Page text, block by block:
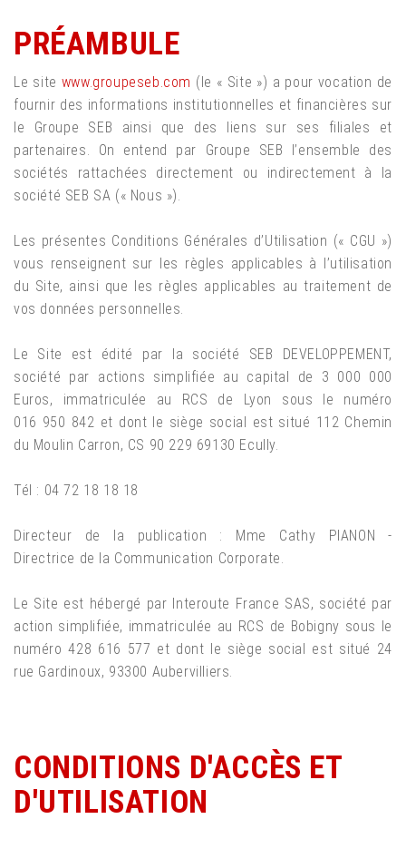
PRÉAMBULE
Le site www.groupeseb.com (le « Site ») a pour vocation de
fournir des informations institutionnelles et financières sur
le Groupe SEB ainsi que des liens sur ses filiales et
partenaires. On entend par Groupe SEB l’ensemble des
sociétés rattachées directement ou indirectement à la
société SEB SA (« Nous »).
Les présentes Conditions Générales d’Utilisation (« CGU »)
vous renseignent sur les règles applicables à l’utilisation
du Site, ainsi que les règles applicables au traitement de
vos données personnelles.
Le Site est édité par la société SEB DEVELOPPEMENT,
société par actions simplifiée au capital de 3 000 000
Euros, immatriculée au RCS de Lyon sous le numéro
016 950 842 et dont le siège social est situé 112 Chemin
du Moulin Carron, CS 90 229 69130 Ecully.
Tél : 04 72 18 18 18
Directeur de la publication : Mme Cathy PIANON -
Directrice de la Communication Corporate.
Le Site est hébergé par Interoute France SAS, société par
action simplifiée, immatriculée au RCS de Bobigny sous le
numéro 428 616 577 et dont le siège social est situé 24
rue Gardinoux, 93300 Aubervilliers.
CONDITIONS D'ACCÈS ET
D'UTILISATION